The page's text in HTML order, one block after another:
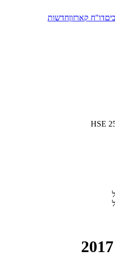
דו"ח קארזוןחדשות
2017